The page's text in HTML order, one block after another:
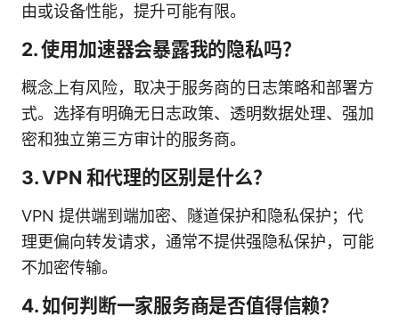
由或设备性能，提升可能有限。
2. 使用加速器会暴露我的隐私吗？
概念上有风险，取决于服务商的日志策略和部署方
式。选择有明确无日志政策、透明数据处理、强加
密和独立第三方审计的服务商。
3. VPN 和代理的区别是什么？
VPN 提供端到端加密、隧道保护和隐私保护；代
理更偏向转发请求，通常不提供强隐私保护，可能
不加密传输。
4. 如何判断一家服务商是否值得信赖？